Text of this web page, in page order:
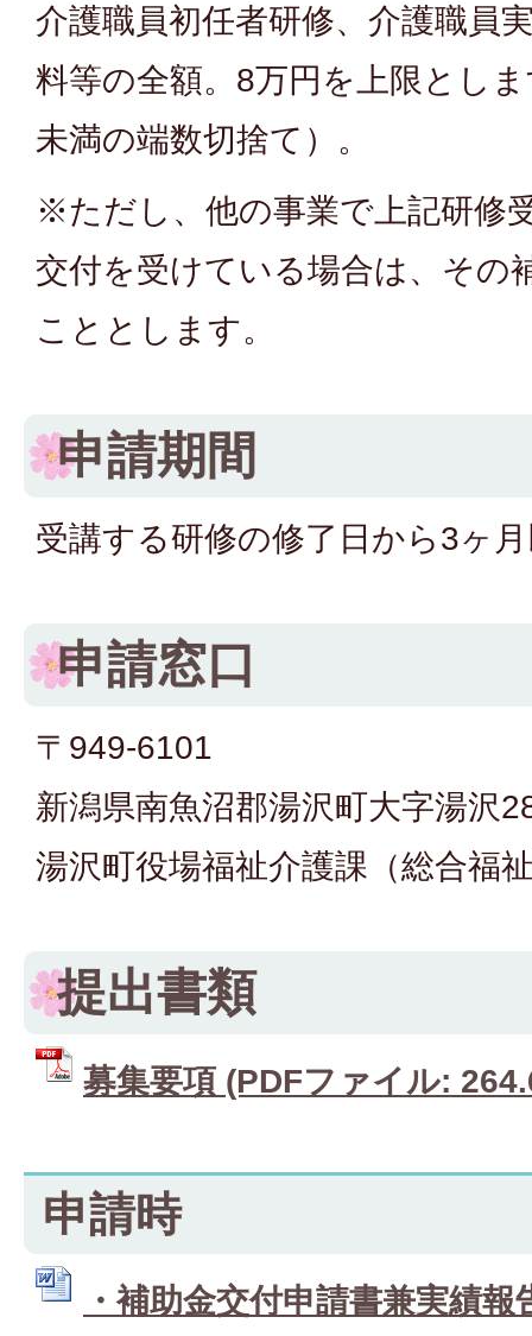
介護職員初任者研修、介護職員
料等の全額。8万円を上限とし
未満の端数切捨て）。
※ただし、他の事業で上記研修
交付を受けている場合は、その
こととします。
申請期間
受講する研修の修了日から3ヶ
申請窓口
〒949-6101
新潟県南魚沼郡湯沢町大字湯沢
湯沢町役場福祉介護課（総合福
提出書類
募集要項 (PDFファイル:
申請時
・補助金交付申請書兼実績